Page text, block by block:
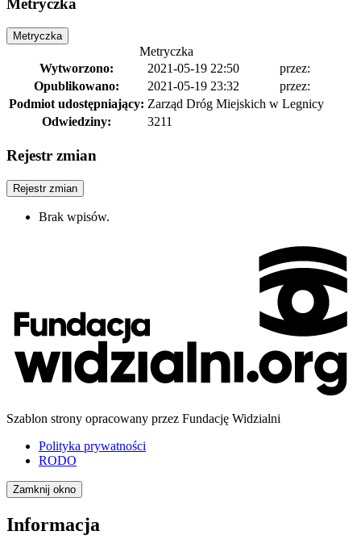
Metryczka
Metryczka
Wytworzono:
2021-05-19 22:50
przez:
Opublikowano:
2021-05-19 23:32
przez:
Podmiot udostępniający: Zarząd Dróg Miejskich w Legnicy
Odwiedziny:
3211
Rejestr zmian
Rejestr zmian
Brak wpisów.
Szablon strony opracowany przez Fundację Widzialni
Polityka prywatności
RODO
Zamknij okno
Informacja